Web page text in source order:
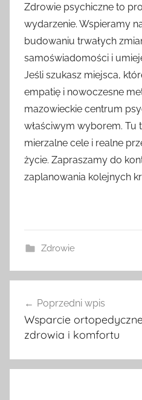
Zdrowie psychiczne to
wydarzenie. Wspieramy
budowaniu trwałych
samoświadomości i
Jeśli szukasz miejsca,
empatię i nowoczesne
mazowieckie centrum
właściwym wyborem. Tu
mierzalne cele i realne
życie. Zapraszamy do
zaplanowania kolejnych
Zdrowie
wpisu
Poprzedni wpis
Wsparcie
zdrowia i komfortu